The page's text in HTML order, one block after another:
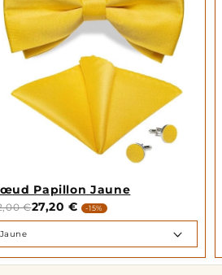
Papillon Jaune
€27,20 € -15%